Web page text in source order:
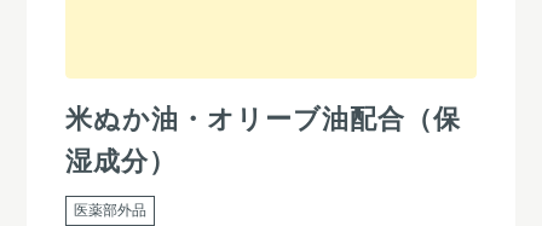
米ぬか油・オリーブ油配合（保
湿成分）
医薬部外品